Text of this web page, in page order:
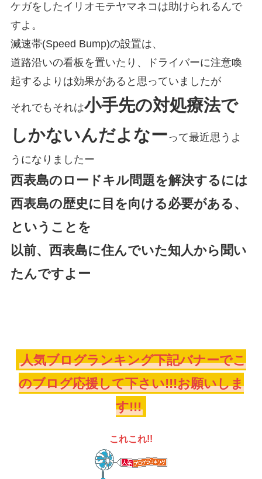
ケガをしたイリオモテヤマネコは助けられるんで
すよ。
減速帯(Speed Bump)の設置は、
道路沿いの看板を置いたり、ドライバーに注意喚
起するよりは効果があると思っていましたが
それでもそれは小手先の対処療法で
しかないんだよなーって最近思うよ
うになりましたー
西表島のロードキル問題を解決するには
西表島の歴史に目を向ける必要がある、
ということを
以前、西表島に住んでいた知人から聞い
たんですよー
人気ブログランキング下記バナーでこ
のブログ応援して下さい!!!お願いしま
す!!!
これこれ!!